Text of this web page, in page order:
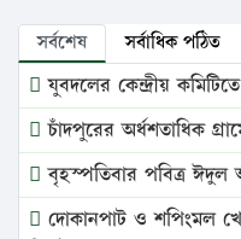
সর্বশেষ সর্বাধিক পঠিত
যুবদলের কেন্দ্রীয়
চাঁদপুরের অর্ধশতাধিক
বৃহস্পতিবার পবিত্র
দোকানপাট ও শপিংমল